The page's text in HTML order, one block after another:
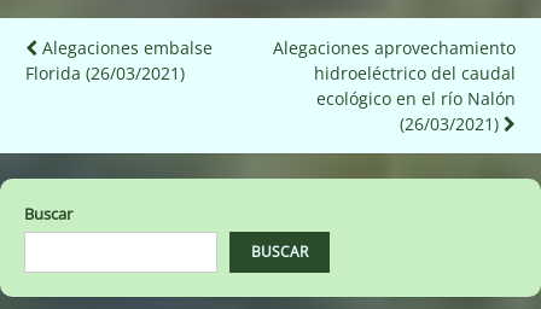
Navegación
de
Alegaciones embalse
Florida (26/03/2021)
Alegaciones aprovechamiento
hidroeléctrico del caudal
ecológico en el río Nalón
(26/03/2021)
Buscar
BUSCAR